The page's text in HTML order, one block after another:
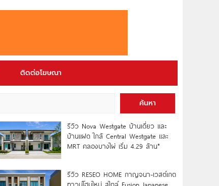
ติดต่อโฆษณา
ค้นหา
รีวิว Nova Westgate บ้านเดี่ยว และ
บ้านแฝด ใกล้ Central Westgate และ
MRT คลองบางไผ่ เริ่ม 4.29 ล้าน*
รีวิว RESEO HOME กาญจนา-เวสต์เกต